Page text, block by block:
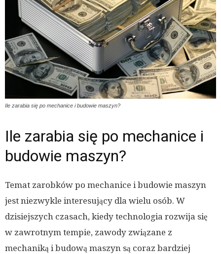
Ile zarabia się po mechanice i budowie maszyn?
Ile zarabia się po mechanice i
budowie maszyn?
Temat zarobków po mechanice i budowie maszyn
jest niezwykle interesujący dla wielu osób. W
dzisiejszych czasach, kiedy technologia rozwija się
w zawrotnym tempie, zawody związane z
mechaniką i budową maszyn są coraz bardziej